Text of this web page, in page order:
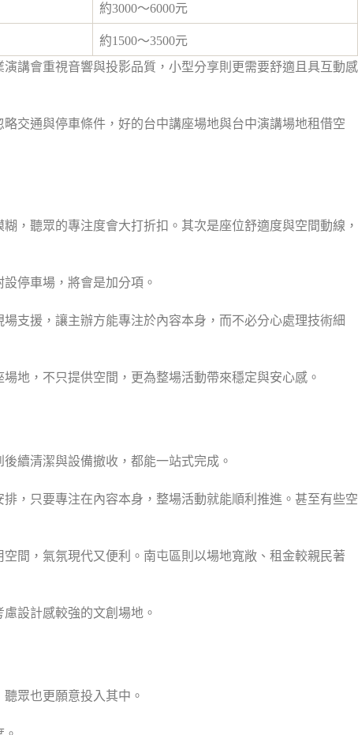
約3000～6000元
約1500～3500元
講會重視音響與投影品質，小型分享則更需要舒適且具互動感
交通與停車條件，好的台中講座場地與台中演講場地租借空
，聽眾的專注度會大打折扣。其次是座位舒適度與空間動線，
停車場，將會是加分項。
支援，讓主辦方能專注於內容本身，而不必分心處理技術細
地，不只提供空間，更為整場活動帶來穩定與安心感。
續清潔與設備撤收，都能一站式完成。
，只要專注在內容本身，整場活動就能順利推進。甚至有些空
間，氣氛現代又便利。南屯區則以場地寬敞、租金較親民著
設計感較強的文創場地。
眾也更願意投入其中。